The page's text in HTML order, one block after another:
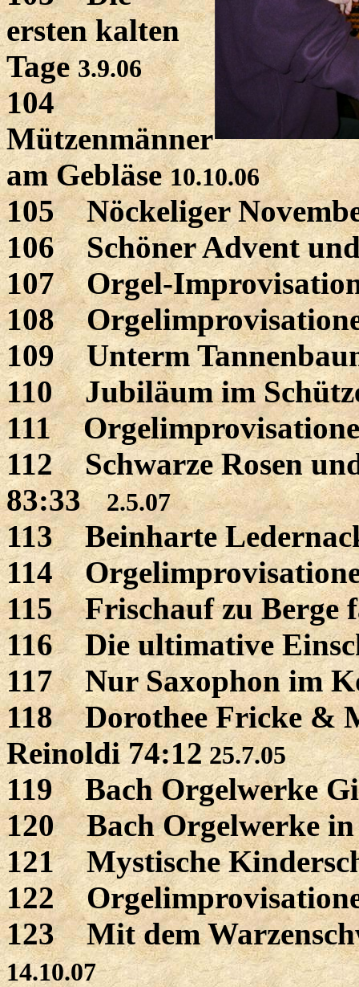
ersten kalten
Tage3.9.06
104
Mützenmänner
am Gebläse10.10.06
105 Nöckeliger
106 Schöner Advent
107 Orgel-
108
109 Unterm
110 Jubiläum im
111
112 Schwarze Rosen
83:332.5.07
113 Beinharte
114
115 Frischauf zu Berge
116 Die ultimative
117 Nur Saxophon im
118 Dorothee Fricke &
Reinoldi 74:1225.7.05
119 Bach Orgelwerke
120 Bach Orgelwerke
121 Mystische
122
123 Mit dem
14.10.07